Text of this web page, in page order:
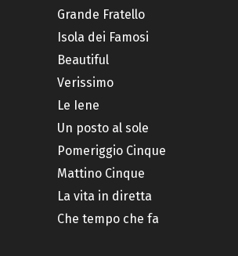
Grande Fratello
Isola dei Famosi
Beautiful
Verissimo
Le Iene
Un posto al sole
Pomeriggio Cinque
Mattino Cinque
La vita in diretta
Che tempo che fa